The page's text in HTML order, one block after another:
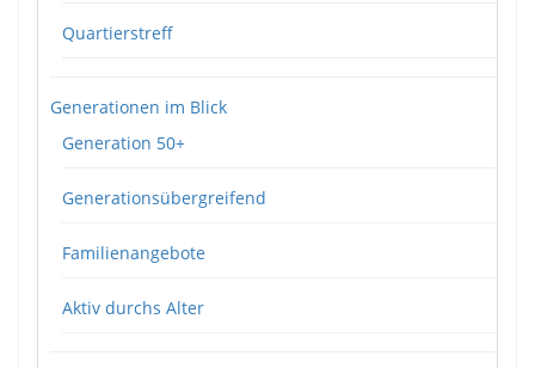
Quartierstreff
Generationen im Blick
Generation 50+
Generationsübergreifend
Familienangebote
Aktiv durchs Alter